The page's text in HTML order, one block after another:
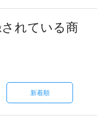
されている商
新着順